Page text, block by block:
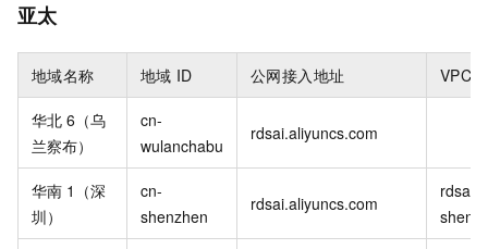
亚太
地域名称 地域 ID 公网接入地址 VPC
华北 6（乌
兰察布）
cn-
wulanchabu
rdsai.aliyuncs.com
华南 1（深
圳）
cn-
shenzhen
rdsai.aliyuncs.com
rdsai-